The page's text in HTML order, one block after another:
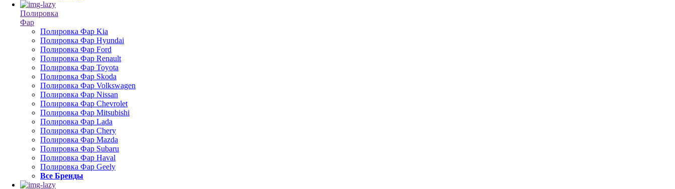
Полировка
Фар
Полировка Фар Kia
Полировка Фар Hyundai
Полировка Фар Ford
Полировка Фар Renault
Полировка Фар Toyota
Полировка Фар Skoda
Полировка Фар Volkswagen
Полировка Фар Nissan
Полировка Фар Chevrolet
Полировка Фар Mitsubishi
Полировка Фар Lada
Полировка Фар Chery
Полировка Фар Mazda
Полировка Фар Subaru
Полировка Фар Haval
Полировка Фар Geely
Все Бренды